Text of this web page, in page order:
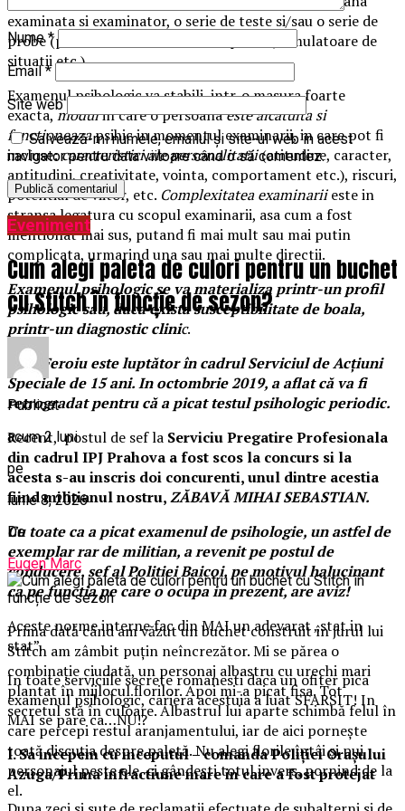
examinata si examinator, o serie de teste si/sau o serie de
probe (putand fi folosite diverse aparate, simulatoare de
situatii etc.).
Examenul psihologic va stabili, intr-o masura foarte
exacta,modulin care o persoanaeste alcatuita si
functioneazapsihic in momentul examinarii, in care pot fi
incluse:caracteristici ale personalitatii(atitudine, caracter,
aptitudini, creativitate, vointa, comportament etc.), riscuri,
potential de viitor, etc. Complexitatea examinariieste in
stransa legatura cu scopul examinarii, asa cum a fost
mentionat mai sus, putand fi mai mult sau mai putin
complicata, urmarind una sau mai multe directii.
Examenul psihologic se va materializa printr-un profil
psihologic sau, daca exista susceptibilitate de boala,
printr-undiagnostic clinic.
Paul Feroiu este luptător în cadrul Serviciul de Acţiuni
Speciale de 15 ani. In octombrie 2019, a aflat că va fi
retrogradat pentru că a picat testul psihologic periodic.
Recent, postul de sef la Serviciu Pregatire Profesionala
din cadrul IPJ Prahova a fost scos la concurs si la
acesta s-au inscris doi concurenti, unul dintre acestia
fiind militianul nostru,ZĂBAVĂ MIHAI SEBASTIAN.
Cu toate ca a picat examenul de psihologie, un astfel de
exemplar rar de militian, a revenit pe postul de
conducere, sef al Politiei Baicoi, pe motivul halucinant
ca pe functia pe care o ocupa in prezent, are aviz!
Aceste norme interne fac din MAI un adevarat „stat in
stat”.
In toate serviciile secrete romanesti daca un ofiter pica
examenul psihologic, cariera acestuia a luat SFARSIT! In
MAI se pare ca…NU!?
I. Sa incepem cu inceputul – comanda Poliției Orașului
Azuga/Prima infractiune mare in care a fost protejat
Nume*
Email*
Site web
Salvează-mi numele, emailul și site-ul web în acest
navigator pentru data viitoare când o să comentez.
Eveniment
Cum alegi paleta de culori pentru un buchet
cu Stitch în funcție de sezon?
Publicat
acum 2 luni
pe
iunie 8, 2026
De
Eugen Marc
Prima dată când am văzut un buchet construit în jurul lui
Stitch am zâmbit puțin neîncrezător. Mi se părea o
combinație ciudată, un personaj albastru cu urechi mari
plantat în mijlocul florilor. Apoi mi-a picat fisa. Tot
secretul stă în culoare. Albastrul lui aparte schimbă felul în
care percepi restul aranjamentului, iar de aici pornește
toată discuția despre paletă. Nu alegi florile întâi și pui
personajul peste ele, ci gândești totul invers, pornind de la
el.